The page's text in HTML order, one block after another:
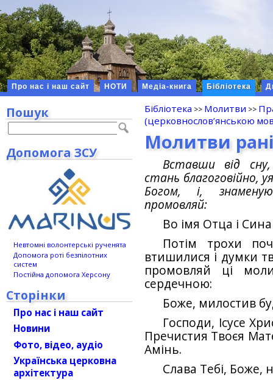
Про нас і наш сайт НОТИ Медіа-книга Бібліотека
Бібліотека Молитви
(церковнослов’янською
Молитви
Вставши від
стань благоговійно,
Богом, і,
промовляй:
Во імя Отца і
Потім трохи
втишилися і думки
промовляй ці
сердечною:
Боже, милостив
Господи, Ісусе
Пречистия Твоєя
Амінь.
Слава Тебі, Боже,
Пошук
Допомога ЗСУ
Невтомні волонтерські рученята
Допомога роті безпілотних
систем
Постійна допомога Херсону
Сторінки
Про нас і наш сайт
Новини
Фото, відео, аудіо
Українська церковна
архітектура